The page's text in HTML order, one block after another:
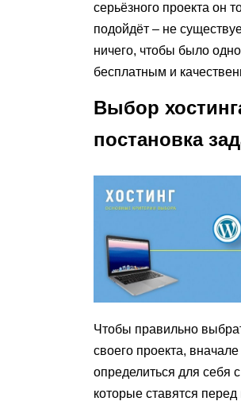
серьёзного проекта он
подойдёт – не
ничего, чтобы было
бесплатным и
Выбор
постановка
Чтобы правильно
своего проекта, вначале
определиться для себя
которые ставятся перед